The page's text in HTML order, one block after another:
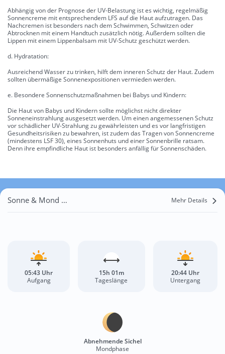
Abhängig von der Prognose der UV-Belastung ist es wichtig, regelmäßig
Sonnencreme mit entsprechendem LFS auf die Haut aufzutragen. Das
Nachcremen ist besonders nach dem Schwimmen, Schwitzen oder
Abtrocknen mit einem Handtuch zusätzlich nötig. Außerdem sollten die
Lippen mit einem Lippenbalsam mit UV-Schutz geschützt werden.
d. Hydratation:
Ausreichend Wasser zu trinken, hilft dem inneren Schutz der Haut. Zudem
sollten übermäßige Sonnenexpositionen vermieden werden.
e. Besondere Sonnenschutzmaßnahmen bei Babys und Kindern:
Die Haut von Babys und Kindern sollte möglichst nicht direkter
Sonneneinstrahlung ausgesetzt werden. Um einen angemessenen Schutz
vor schädlicher UV-Strahlung zu gewährleisten und es vor langfristigen
Gesundheitsrisiken zu bewahren, ist zudem das Tragen von Sonnencreme
(mindestens LSF 30), eines Sonnenhuts und einer Sonnenbrille ratsam.
Denn ihre empfindliche Haut ist besonders anfällig für Sonnenschäden.
Sonne & Mond Kleine Sehma Mehr Details
05:43 Uhr
Aufgang
15h 01m
Tageslänge
20:44 Uhr
Untergang
Abnehmende Sichel
Mondphase